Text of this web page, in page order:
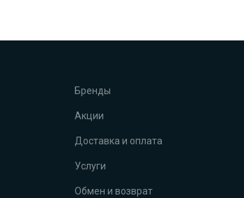
Бренды
Акции
Доставка и оплата
Услуги
Обмен и возврат